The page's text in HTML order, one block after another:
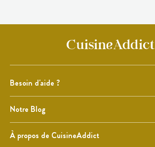
Besoin d'aide ?
Notre Blog
À propos de CuisineAddict